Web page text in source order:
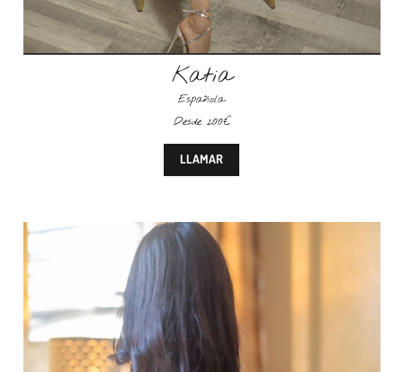
Katia
Española
Desde 200€
LLAMAR